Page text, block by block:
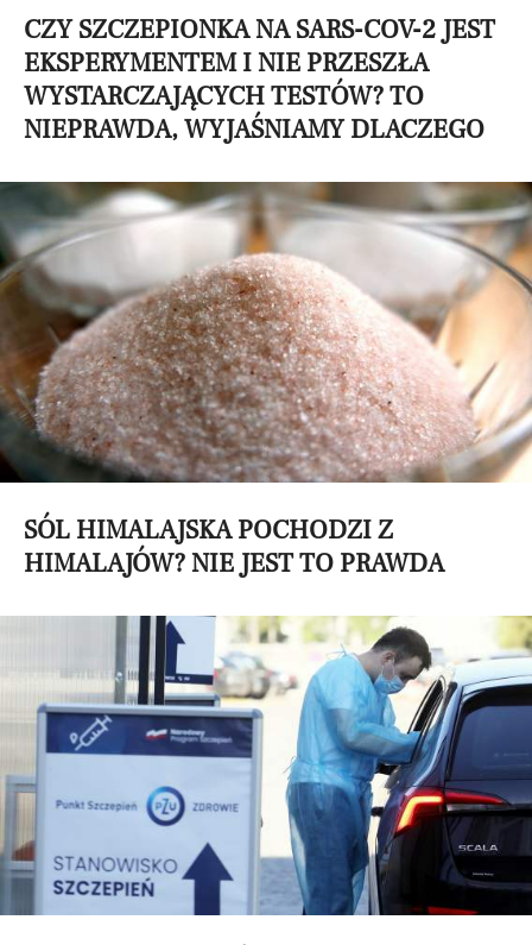
CZY SZCZEPIONKA NA SARS-COV-2 JEST
EKSPERYMENTEM I NIE PRZESZŁA
WYSTARCZAJĄCYCH TESTÓW? TO
NIEPRAWDA, WYJAŚNIAMY DLACZEGO
SÓL HIMALAJSKA POCHODZI Z
HIMALAJÓW? NIE JEST TO PRAWDA